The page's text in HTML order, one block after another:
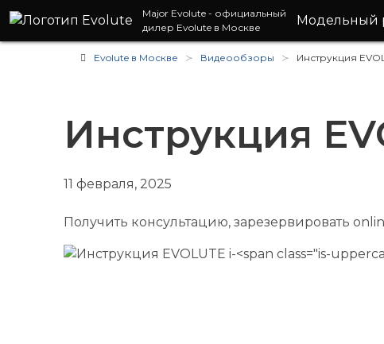
Major Evolute - официальный
дилер Evolute в Москве
Модельный
Evolute в Москве Видеообзоры Инструкция
Инструкция
11 февраля, 2025
Получить консультацию, зарезервировать